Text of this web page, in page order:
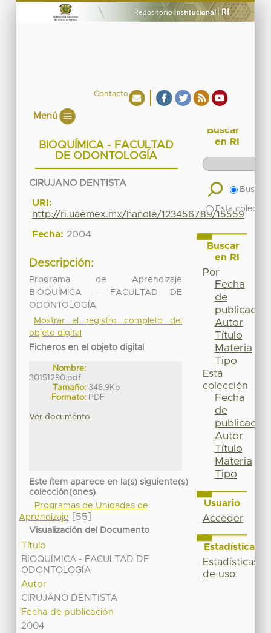
Contacto
Menú
BIOQUÍMICA - FACULTAD
DE ODONTOLOGÍA
CIRUJANO DENTISTA
URI:
http://ri.uaemex.mx/handle/123456789/15559
Fecha: 2004
Descripción:
Programa de Aprendizaje
BIOQUÍMICA - FACULTAD DE
ODONTOLOGÍA
Mostrar el registro completo del
objeto digital
Ficheros en el objeto digital
Nombre:
30151290.pdf
Tamaño: 346.9Kb
Formato: PDF
Ver documento
Este ítem aparece en la(s) siguiente(s)
colección(ones)
Programas de Unidades de
Aprendizaje
[55]
Visualización del Documento
Título
BIOQUÍMICA - FACULTAD DE
ODONTOLOGÍA
Autor
CIRUJANO DENTISTA
Fecha de publicación
2004
Buscar
en RI
Buscar
Esta
Buscar
en RI
Por
Fecha
de
publicación
Autor
Título
Materia
Tipo
Esta
colección
Fecha
de
publicación
Autor
Título
Materia
Tipo
Usuario
Acceder
Estadísticas
Estadísticas
de uso